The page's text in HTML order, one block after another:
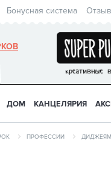
Бонусная система
ДОМ КАНЦЕЛЯРИЯ
ПРОФЕССИИ ДИДЖЕЯМ